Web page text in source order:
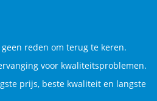
reden om terug te keren.
voor kwaliteitsproblemen.
prijs, beste kwaliteit en langste